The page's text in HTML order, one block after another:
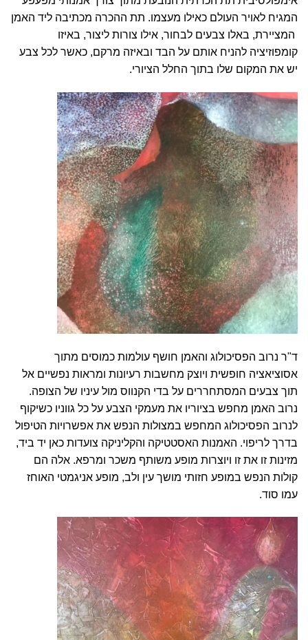
המגיח לאויר העולם כאילו מעצמו. תת ההכרה מכתיבה ליד האמן
המציירת, באלו צבעים לבחור, אילו צורות ליצור, באיזו
קומפוזיציה להניח אותם על הבד ובאיזה מרקם, כאשר לכל צבע
יש את המקום שלו בתוך החלל הציורי.
ד"ר נרוב הפסיכולוג והאמן חושף עולמות כמוסים מתוך
אסוציאציה חופשית ויוצק מחשבות רעיונות ומראות נפשיים אל
תוך צבעים המסתחררים על בדי הקנווס מול עיניו של הצופה.
נרוב האמן מחפש בציוריו את מעמקי הצבע על כל גווניו כשיקוף
לנרוב הפסיכולוג המחפש במצולות הנפש את אפשרויות הטיפול
בדרך לריפוי. האמנות האסטטיקה והקליניקה צועדות כאן יד ביד,
מזינות זו את זו ויוצרות מופע משותף משכר ומרפא. אלה הם
קולות הנפש במופע חזותי מושך עין ולב, מופע אניגמטי האוחז
עמו סוד.